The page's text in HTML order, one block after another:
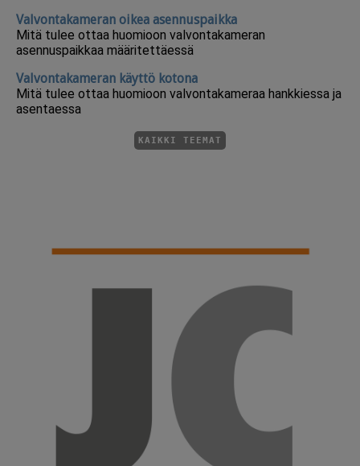
Valvontakameran oikea asennuspaikka
Mitä tulee ottaa huomioon valvontakameran
asennuspaikkaa määritettäessä
Valvontakameran käyttö kotona
Mitä tulee ottaa huomioon valvontakameraa hankkiessa ja
asentaessa
KAIKKI TEEMAT